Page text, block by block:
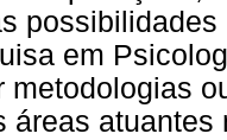
em
metodologias
áreas